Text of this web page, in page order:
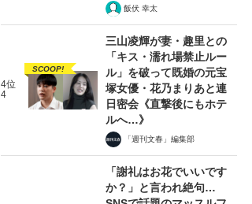
飯伏 幸太
4位
4
SCOOP!
三山凌輝が妻・趣里との
「キス・濡れ場禁止ルー
ル」を破って既婚の元宝
塚女優・花乃まりあと連
日密会《直撃後にもホテ
ルへ…》
「週刊文春」編集部
「謝礼はお花でいいです
か？」と言われ絶句…